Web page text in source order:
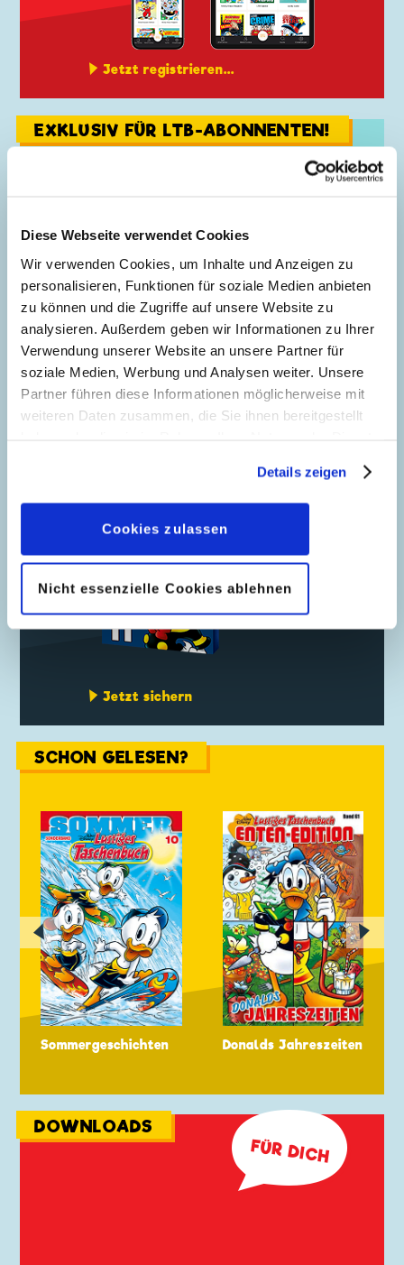
Diese Webseite verwendet Cookies
Wir verwenden Cookies, um Inhalte und Anzeigen zu
personalisieren, Funktionen für soziale Medien anbieten
zu können und die Zugriffe auf unsere Website zu
analysieren. Außerdem geben wir Informationen zu Ihrer
Verwendung unserer Website an unsere Partner für
soziale Medien, Werbung und Analysen weiter. Unsere
Partner führen diese Informationen möglicherweise mit
weiteren Daten zusammen, die Sie ihnen bereitgestellt
geben, können Sie diese jederzeit in der
Datenschutzerklärungwieder widerrufen.
Details zeigen
Cookies zulassen
Nicht essenzielle Cookies ablehnen
Jetzt registrieren...
EXKLUSIV FÜR LTB-ABONNENTEN!
Bonusprogramm entdecken...
Jetzt sichern
SCHON GELESEN?
Sommergeschichten Donalds Jahreszeiten
▶
◀
DOWNLOADS 🗩
FÜR DICH